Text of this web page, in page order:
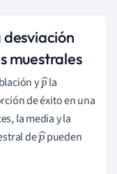
muestrales
yp
^
la
de éxito en una
la media y la
deppueden